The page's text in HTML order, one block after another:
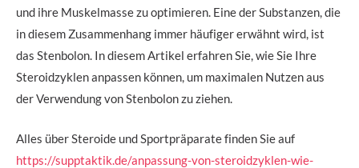
und ihre Muskelmasse zu optimieren. Eine der Substanzen, die
in diesem Zusammenhang immer häufiger erwähnt wird, ist
das Stenbolon. In diesem Artikel erfahren Sie, wie Sie Ihre
Steroidzyklen anpassen können, um maximalen Nutzen aus
der Verwendung von Stenbolon zu ziehen.
Alles über Steroide und Sportpräparate finden Sie auf
https://supptaktik.de/anpassung-von-steroidzyklen-wie-